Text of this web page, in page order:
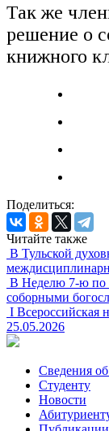
Так же
решение о
книжного
Поделиться:
Читайте также
В Тульской
В Неделю 7-ю по
соборными
I Всероссийская
25.05.2026
Сведения
Студенту
Новости